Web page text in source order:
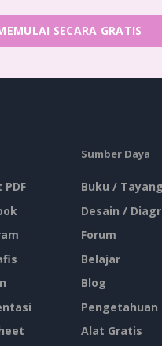
SECARA GRATIS
Sumber Daya
Buku /
Desain /
Forum
Belajar
Blog
Pengetahuan
Alat Gratis